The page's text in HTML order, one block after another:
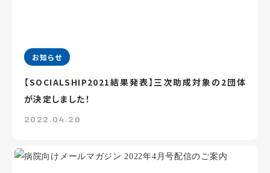
お知らせ
【SOCIALSHIP2021結果発表】三次助成対象の2団体
が決定しました！
2022.04.20